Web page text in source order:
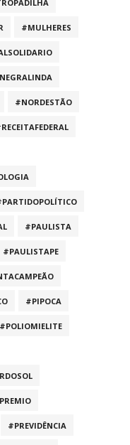
#MULHERES
#NORDESTÃO
#PAULISTA
#PAULISTAPE
#PIPOCA
#POLIOMIELITE
#PREVIDÊNCIA